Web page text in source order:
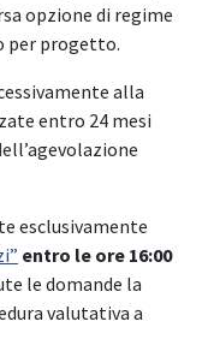
opzione di regime
per progetto.
alla
entro 24 mesi
esclusivamente
entro le ore 16:00
le domande la
valutativa a